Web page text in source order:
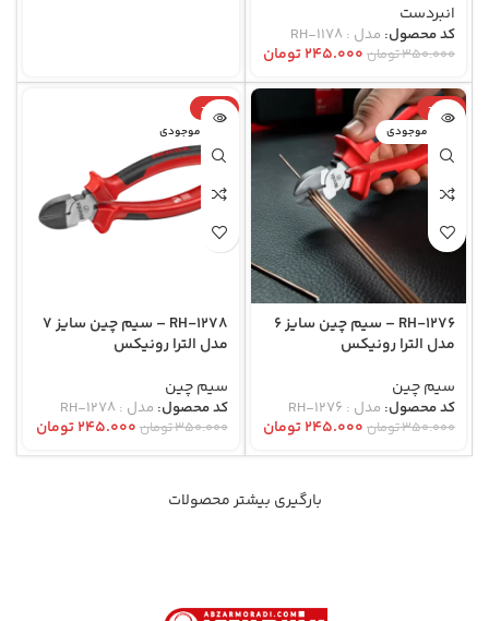
انبردست
کد محصول: مدل : RH-1178
۳۵۰.۰۰۰تومان ۲۴۵.۰۰۰تومان
-30%
اتمام موجودی
RH-1276 – سیم چین سایز 6
مدل الترا رونیکس
سیم چین
کد محصول: مدل : RH-1276
۳۵۰.۰۰۰تومان ۲۴۵.۰۰۰تومان
-30%
اتمام موجودی
RH-1278 – سیم چین سایز 7
مدل الترا رونیکس
سیم چین
کد محصول: مدل : RH-1278
۳۵۰.۰۰۰تومان۲۴۵.۰۰۰ تومان
بارگیری بیشتر محصولات